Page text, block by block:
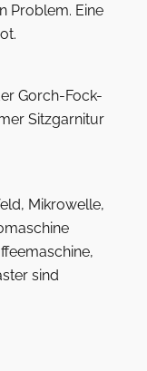
Problem. Eine
Gorch-Fock-
Sitzgarnitur
Mikrowelle,
sind